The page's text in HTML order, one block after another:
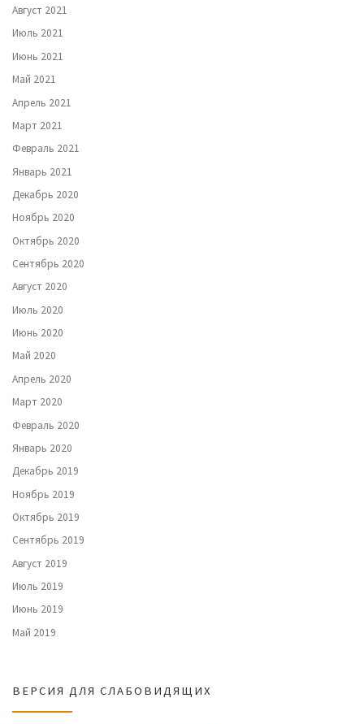
Август 2021
Июль 2021
Июнь 2021
Май 2021
Апрель 2021
Март 2021
Февраль 2021
Январь 2021
Декабрь 2020
Ноябрь 2020
Октябрь 2020
Сентябрь 2020
Август 2020
Июль 2020
Июнь 2020
Май 2020
Апрель 2020
Март 2020
Февраль 2020
Январь 2020
Декабрь 2019
Ноябрь 2019
Октябрь 2019
Сентябрь 2019
Август 2019
Июль 2019
Июнь 2019
Май 2019
ВЕРСИЯ ДЛЯ СЛАБОВИДЯЩИХ